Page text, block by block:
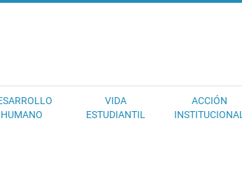
HUMANO
VIDA
ESTUDIANTIL
ACCIÓN
INSTITUCIONAL